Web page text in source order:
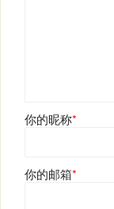
你的昵称*
你的邮箱*